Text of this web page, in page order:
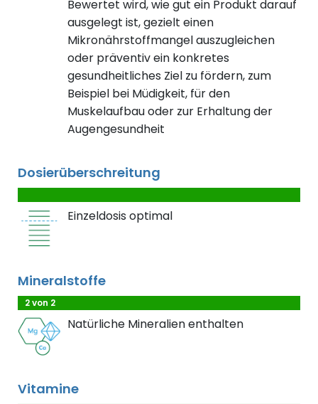
Bewertet wird, wie gut ein Produkt darauf
ausgelegt ist, gezielt einen
Mikronährstoffmangel auszugleichen
oder präventiv ein konkretes
gesundheitliches Ziel zu fördern, zum
Beispiel bei Müdigkeit, für den
Muskelaufbau oder zur Erhaltung der
Augengesundheit
Dosierüberschreitung
Einzeldosis optimal
Mineralstoffe
2 von 2
Natürliche Mineralien enthalten
Vitamine